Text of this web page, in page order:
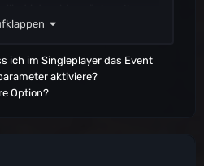
und wählen Sie "Mod-
Bash und alle anderen
Mods heruntergeladen
ich im Singleplayer das Event
aktiviere?
Option?